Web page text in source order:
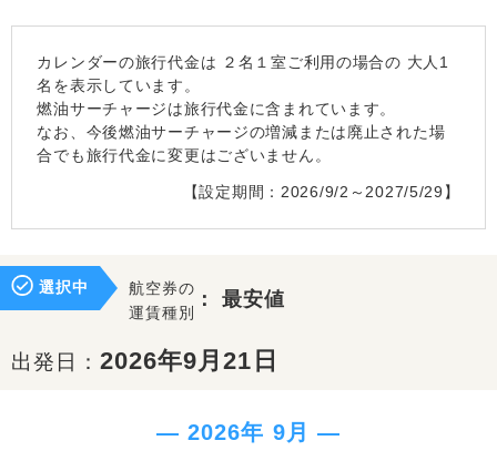
カレンダーの旅行代金は ２名１室ご利用の場合の 大人1
名を表示しています。
燃油サーチャージは旅行代金に含まれています。
なお、今後燃油サーチャージの増減または廃止された場
合でも旅行代金に変更はございません。
【設定期間：2026/9/2～2027/5/29】
選択中
航空券の
運賃種別
：最安値
出発日： 2026年9月21日
― 2026年 9月 ―